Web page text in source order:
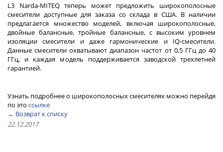
L3 Narda-MITEQ теперь может предложить широкополосные
смесители доступные для заказа со склада в США. В наличии
предлагается множество моделей, включая широкополосные,
двойные балансные, тройные балансные, с высоким уровнем
изоляции смесители и даже гармонические и IQ-смесители.
Данные смесители охватывают диапазон частот от 0,5 ГГц до 40
ГГц, и каждая модель поддерживается заводской трехлетней
гарантией.
Узнать подробнее о широкополосных смесителях можно перейдя
по это ссылке
← Возврат к списку
22.12.2017